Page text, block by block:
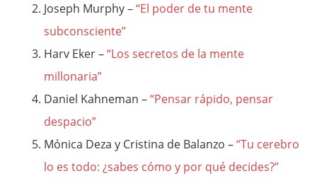
Joseph Murphy –“El poder de tu mente
subconsciente”
Harv Eker –“Los secretos de la mente
millonaria”
Daniel Kahneman –“Pensar rápido, pensar
despacio”
Mónica Deza y Cristina de Balanzo –“Tu cerebro
lo es todo: ¿sabes cómo y por qué decides?”